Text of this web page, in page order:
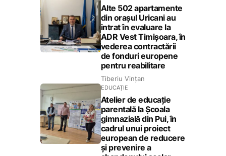
Alte 502 apartamente
din orașul Uricani au
intrat în evaluare la
ADR Vest Timișoara, în
vederea contractării
de fonduri europene
pentru reabilitare
Tiberiu Vințan
EDUCAȚIE
Atelier de educație
parentală la Școala
gimnazială din Pui, în
cadrul unui proiect
european de reducere
și prevenire a